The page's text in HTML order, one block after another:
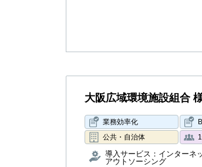
大阪広域環境施設組合
業務効率化
公共・自治体
導入サービス： インターネ
アウトソーシング